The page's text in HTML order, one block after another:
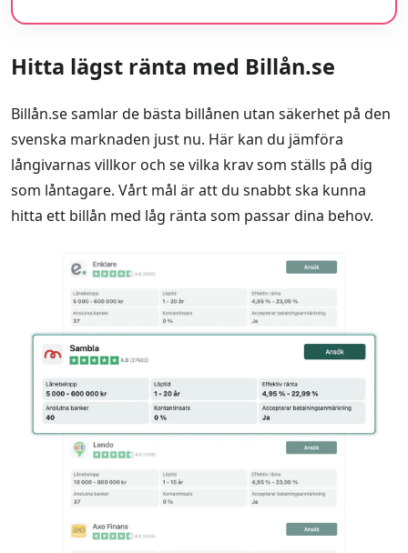
Hitta lägst ränta med Billån.se
Billån.se samlar de bästa billånen utan säkerhet på den
svenska marknaden just nu. Här kan du jämföra
långivarnas villkor och se vilka krav som ställs på dig
som låntagare. Vårt mål är att du snabbt ska kunna
hitta ett billån med låg ränta som passar dina behov.